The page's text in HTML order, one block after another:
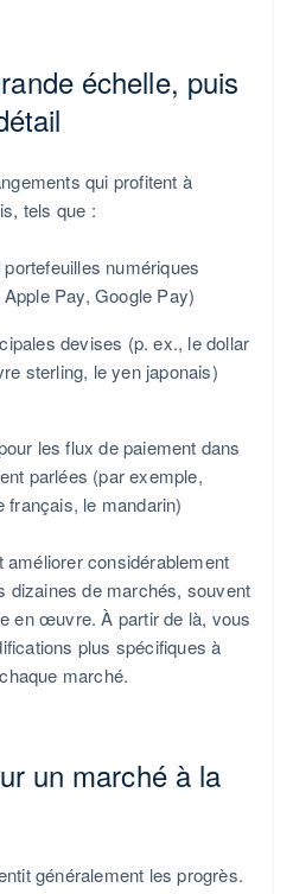
échelle, puis
qui profitent à
tels que :
numériques
Pay, Google Pay)
devises (p. ex., le dollar
sterling, le yen japonais)
les flux de paiement dans
parlées (par exemple,
français, le mandarin)
considérablement
dizaines de marchés, souvent
en œuvre. À partir de là, vous
plus spécifiques à
marché.
un marché à la
généralement les progrès.